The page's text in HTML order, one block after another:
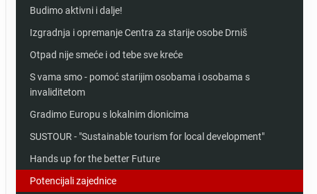
Budimo aktivni i dalje!
Izgradnja i opremanje Centra za starije osobe Drniš
Otpad nije smeće i od tebe sve kreće
S vama smo - pomoć starijim osobama i osobama s
invaliditetom
Gradimo Europu s lokalnim dionicima
SUSTOUR - "Sustainable tourism for local development"
Hands up for the better Future
Potencijali zajednice